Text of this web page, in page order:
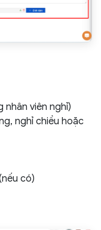
nhân viên nghỉ)
nghỉ chiều hoặc
có)